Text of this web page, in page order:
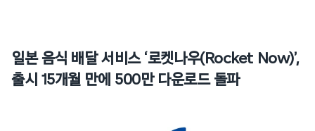
일본 음식 배달 서비스 ‘로켓나우(Rocket Now)’,
출시 15개월 만에 500만 다운로드 돌파